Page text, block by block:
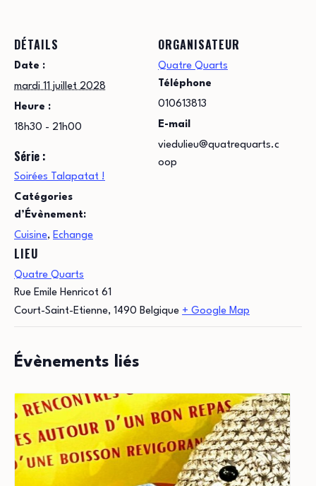
DÉTAILS
Date :
mardi 11 juillet 2028
Heure :
18h30 - 21h00
Série :
Soirées Talapatat !
Catégories
d’Évènement:
Cuisine, Echange
LIEU
Quatre Quarts
Rue Emile Henricot 61
Court-Saint-Etienne, 1490 Belgique + Google Map
ORGANISATEUR
Quatre Quarts
Téléphone
010613813
E-mail
viedulieu@quatrequarts.c
oop
Évènements liés